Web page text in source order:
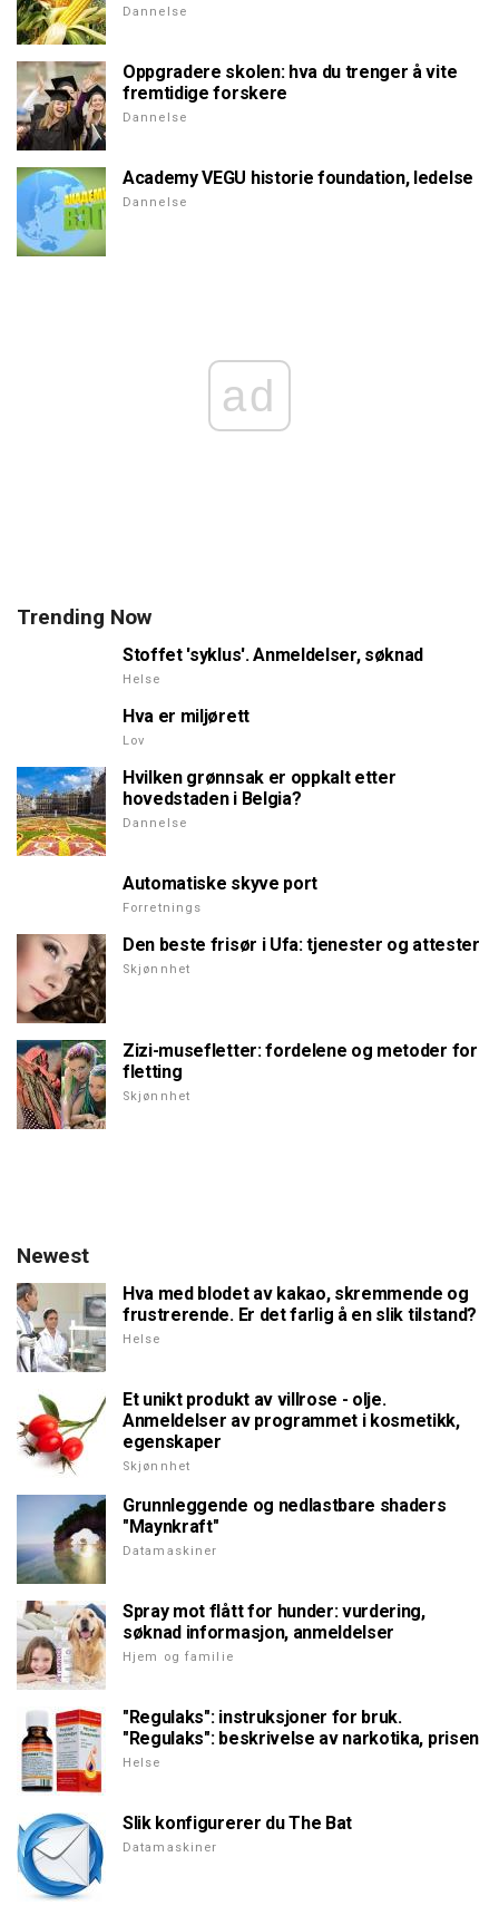
Dannelse
Oppgradere skolen: hva du trenger å vite
fremtidige forskere
Dannelse
Academy VEGU historie foundation, ledelse
Dannelse
ad
Trending Now
Stoffet 'syklus'. Anmeldelser, søknad
Helse
Hva er miljørett
Lov
Hvilken grønnsak er oppkalt etter
hovedstaden i Belgia?
Dannelse
Automatiske skyve port
Forretnings
Den beste frisør i Ufa: tjenester og attester
Skjønnhet
Zizi-musefletter: fordelene og metoder for
fletting
Skjønnhet
Newest
Hva med blodet av kakao, skremmende og
frustrerende. Er det farlig å en slik tilstand?
Helse
Et unikt produkt av villrose - olje.
Anmeldelser av programmet i kosmetikk,
egenskaper
Skjønnhet
Grunnleggende og nedlastbare shaders
"Maynkraft"
Datamaskiner
Spray mot flått for hunder: vurdering,
søknad informasjon, anmeldelser
Hjem og familie
"Regulaks": instruksjoner for bruk.
"Regulaks": beskrivelse av narkotika, prisen
Helse
Slik konfigurerer du The Bat
Datamaskiner